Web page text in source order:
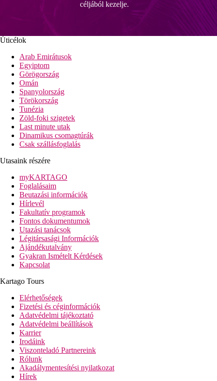
céljából kezelje.
Úticélok
Arab Emirátusok
Egyiptom
Görögország
Omán
Spanyolország
Törökország
Tunézia
Zöld-foki szigetek
Last minute utak
Dinamikus csomagtúrák
Csak szállásfoglalás
Utasaink részére
myKARTAGO
Foglalásaim
Beutazási információk
Hírlevél
Fakultatív programok
Fontos dokumentumok
Utazási tanácsok
Légitársasági Információk
Ajándékutalvány
Gyakran Ismételt Kérdések
Kapcsolat
Kartago Tours
Elérhetőségek
Fizetési és céginformációk
Adatvédelmi tájékoztató
Adatvédelmi beállítások
Karrier
Irodáink
Viszonteladó Partnereink
Rólunk
Akadálymentesítési nyilatkozat
Hírek